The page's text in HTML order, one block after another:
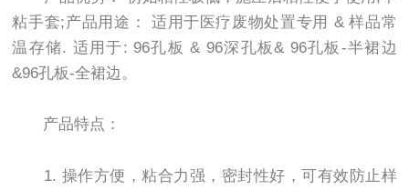
粘手套;产品用途： 适用于医疗废物处置专用 & 样品常
温存储. 适用于: 96孔板 & 96深孔板& 96孔板-半裙边
&96孔板-全裙边。
产品特点：
1. 操作方便，粘合力强，密封性好，可有效防止样